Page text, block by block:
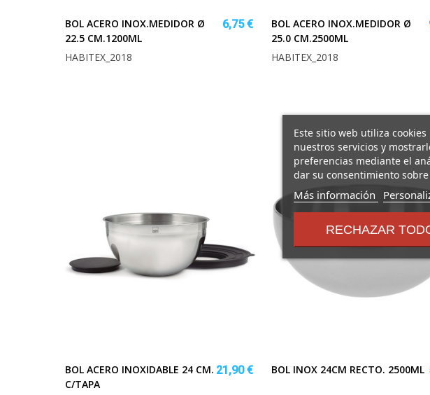
BOL ACERO INOX.MEDIDOR Ø
22.5 CM.1200ML
6,75 €
HABITEX_2018
BOL ACERO INOX.MEDIDOR Ø
25.0 CM.2500ML
HABITEX_2018
BOL ACERO INOXIDABLE 24 CM.
C/TAPA
21,90 € BOL INOX 24CM RECTO. 2500ML
Este sitio web utiliza
nuestros servicios y
preferencias mediante el
dar su consentimiento
Más información
sobre
y
RECHAZAR